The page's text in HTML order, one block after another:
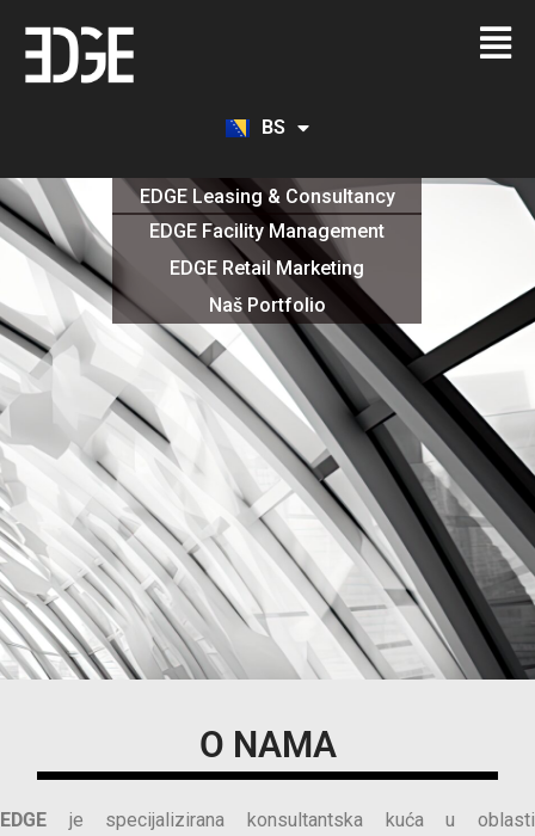
BS
EN
Naš Portfolio
EDGE Leasing & Consultancy
EDGE Facility Management
EDGE Retail Marketing
O NAMA
EDGE je specijalizirana konsultantska kuća u oblasti